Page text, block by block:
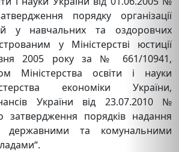
порядку організації
у навчальних та оздоровчих
у Міністерстві юстиції
2005 року за № 661/10941,
Міністерства освіти і науки
економіки України,
України від 23.07.2010 №
затвердження порядків надання
державними та комунальними